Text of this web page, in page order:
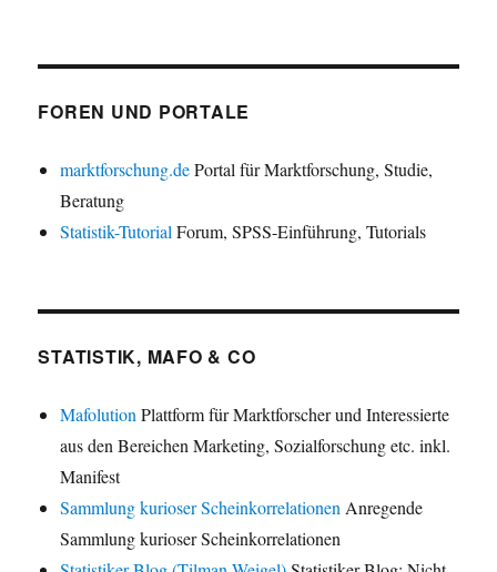
FOREN UND PORTALE
marktforschung.dePortal für Marktforschung, Studie,
Beratung
Statistik-Tutorial Forum, SPSS-Einführung, Tutorials
STATISTIK, MAFO & CO
Mafolution Plattform für Marktforscher und Interessierte
aus den Bereichen Marketing, Sozialforschung etc. inkl.
Manifest
Sammlung kurioser Scheinkorrelationen Anregende
Sammlung kurioser Scheinkorrelationen